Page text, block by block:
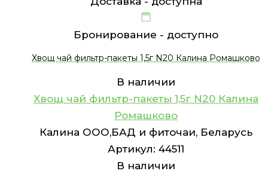
Бронирование - доступно
Хвощ чай фильтр-пакеты 1,5г N20 Калина Ромашково
В наличии
Хвощ чай фильтр-пакеты 1,5г N20 Калина
Ромашково
Калина ООО,БАД и фиточаи, Беларусь
Артикул: 44511
В наличии